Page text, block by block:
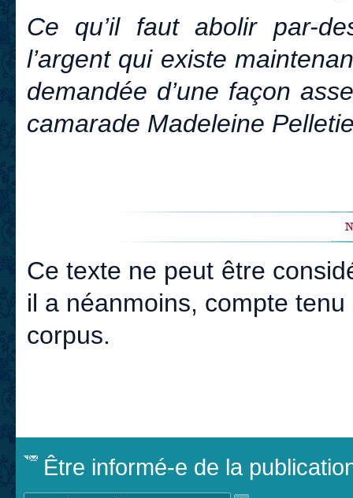
Ce qu’il faut abolir par-
l’argent qui existe
demandée d’une façon
camarade Madeleine
Ce texte ne peut être
il a néanmoins, compte
corpus.
Être informé-e de la